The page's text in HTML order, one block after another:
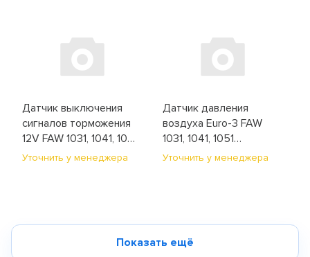
Датчик выключения
сигналов торможения
12V FAW 1031, 1041, 1051
(372001001)
Уточнить у менеджера
Датчик давления
воздуха Euro-3 FAW
1031, 1041, 1051
(3602015-55D)
Уточнить у менеджера
Показать ещё